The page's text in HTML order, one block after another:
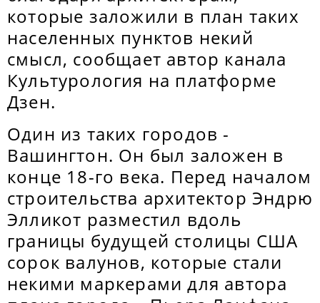
которые заложили в план таких
населенных пунктов некий
смысл, сообщает автор канала
Культурология на платформе
Дзен.
Один из таких городов -
Вашингтон. Он был заложен в
конце 18-го века. Перед началом
строительства архитектор Эндрю
Элликот разместил вдоль
границы будущей столицы США
сорок валунов, которые стали
некими маркерами для автора